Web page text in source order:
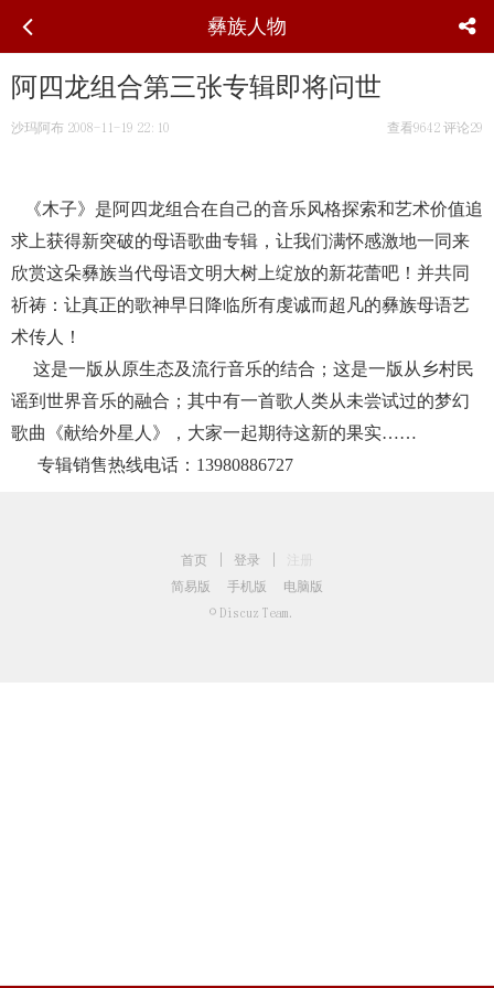
彝族人物
阿四龙组合第三张专辑即将问世
沙玛阿布 2008-11-19 22:10 查看9642 评论29
《木子》是阿四龙组合在自己的音乐风格探索和艺术价值追
求上获得新突破的母语歌曲专辑，让我们满怀感激地一同来
欣赏这朵彝族当代母语文明大树上绽放的新花蕾吧！并共同
祈祷：让真正的歌神早日降临所有虔诚而超凡的彝族母语艺
术传人！
这是一版从原生态及流行音乐的结合；这是一版从乡村民
谣到世界音乐的融合；其中有一首歌人类从未尝试过的梦幻
歌曲《献给外星人》，大家一起期待这新的果实……
专辑销售热线电话：13980886727
首页 登录
简易版
手机版
电脑版
© Discuz Team.